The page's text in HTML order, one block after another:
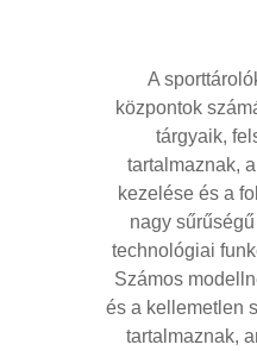
A
központok
tárgyaik,
tartalmaznak,
kezelése és a
nagy
technológiai
Számos
és a kellemetlen
tartalmaznak,